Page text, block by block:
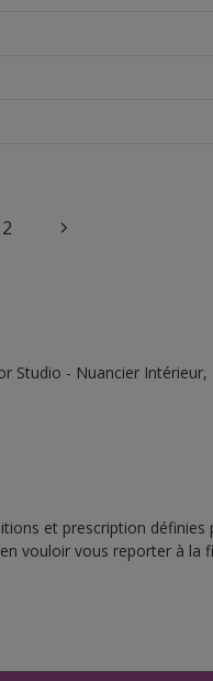
2
Studio - Nuancier
et prescription définies
vouloir vous reporter à la